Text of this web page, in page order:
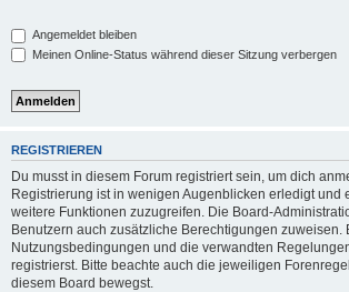
Angemeldet bleiben
Meinen Online-Status während dieser Sitzung verbergen
REGISTRIEREN
Du musst in diesem Forum registriert sein, um dich
Registrierung ist in wenigen Augenblicken erledigt und
weitere Funktionen zuzugreifen. Die Board-
Benutzern auch zusätzliche Berechtigungen zuweisen.
Nutzungsbedingungen und die verwandten
registrierst. Bitte beachte auch die jeweiligen
diesem Board bewegst.